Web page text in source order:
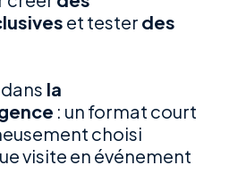
et tester des
la
: un format court
choisi
visite en événement